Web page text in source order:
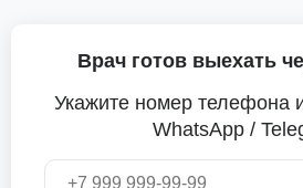
Врач готов выехать
Укажите номер телефона
WhatsApp /